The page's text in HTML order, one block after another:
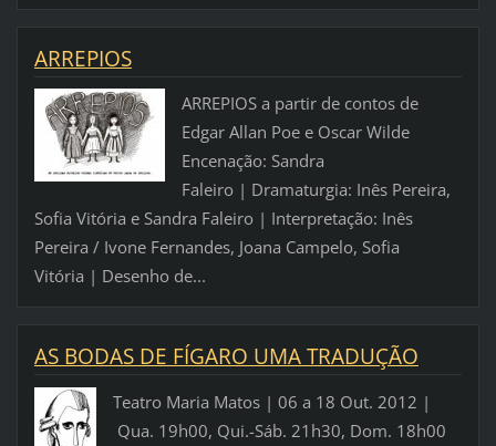
ARREPIOS
ARREPIOS a partir de contos de
Edgar Allan Poe e Oscar Wilde
Encenação: Sandra
Faleiro | Dramaturgia: Inês Pereira,
Sofia Vitória e Sandra Faleiro | Interpretação: Inês
Pereira / Ivone Fernandes, Joana Campelo, Sofia
Vitória | Desenho de...
AS BODAS DE FÍGARO UMA TRADUÇÃO
Teatro Maria Matos | 06 a 18 Out. 2012 |
Qua. 19h00, Qui.-Sáb. 21h30, Dom. 18h00